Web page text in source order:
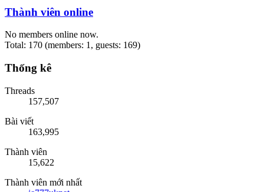
Thành viên online
No members online now.
Total: 170 (members: 1, guests: 169)
Thống kê
Threads
157,507
Bài viết
163,995
Thành viên
15,622
Thành viên mới nhất